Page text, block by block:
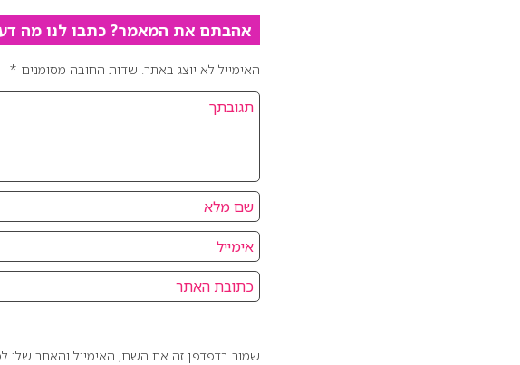
אהבתם את המאמר? כתבו לנו מה
האימייל לא יוצג באתר. שדות החובה מסומנים *
שמור בדפדפן זה את השם, האימייל והאתר שלי